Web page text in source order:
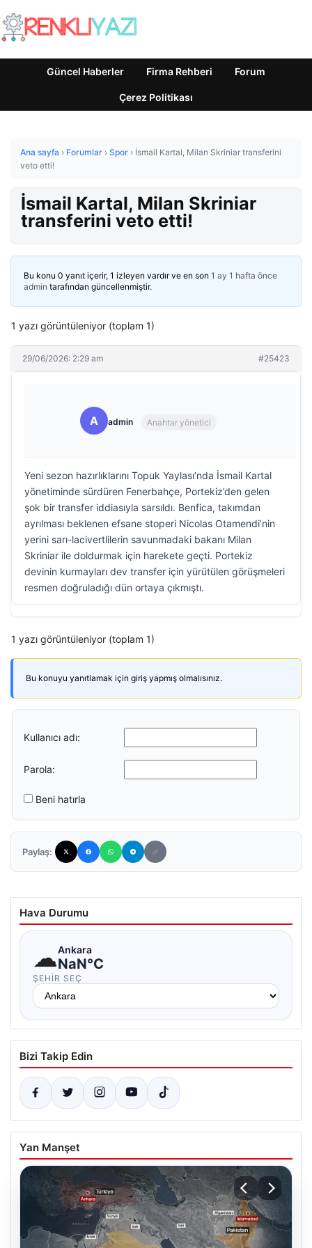
Güncel Haberler Firma Rehberi Forum
Çerez Politikası
Ana sayfa › Forumlar › Spor › İsmail Kartal, Milan Skriniar transferini
veto etti!
İsmail Kartal, Milan Skriniar
transferini veto etti!
Bu konu 0 yanıt içerir, 1 izleyen vardır ve en son 1 ay 1 hafta önce
admin tarafından güncellenmiştir.
1 yazı görüntüleniyor (toplam 1)
29/06/2026: 2:29 am #25423
A admin Anahtar yönetici
Yeni sezon hazırlıklarını Topuk Yaylası’nda İsmail Kartal
yönetiminde sürdüren Fenerbahçe, Portekiz’den gelen
şok bir transfer iddiasıyla sarsıldı. Benfica, takımdan
ayrılması beklenen efsane stoperi Nicolas Otamendi’nin
yerini sarı-lacivertlilerin savunmadaki bakanı Milan
Skriniar ile doldurmak için harekete geçti. Portekiz
devinin kurmayları dev transfer için yürütülen görüşmeleri
resmen doğruladığı dün ortaya çıkmıştı.
1 yazı görüntüleniyor (toplam 1)
Bu konuyu yanıtlamak için giriş yapmış olmalısınız.
Kullanıcı adı:
Parola:
Beni hatırla
Paylaş:
Hava Durumu
☁Ankara
NaN°C
ŞEHIR SEÇ
Bizi Takip Edin
Yan Manşet